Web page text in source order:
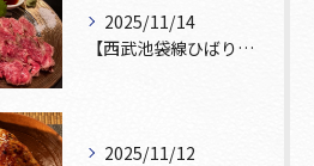
2025/11/14
【西武池袋線ひばりヶ丘駅】から徒歩5分🚶
2025/11/12